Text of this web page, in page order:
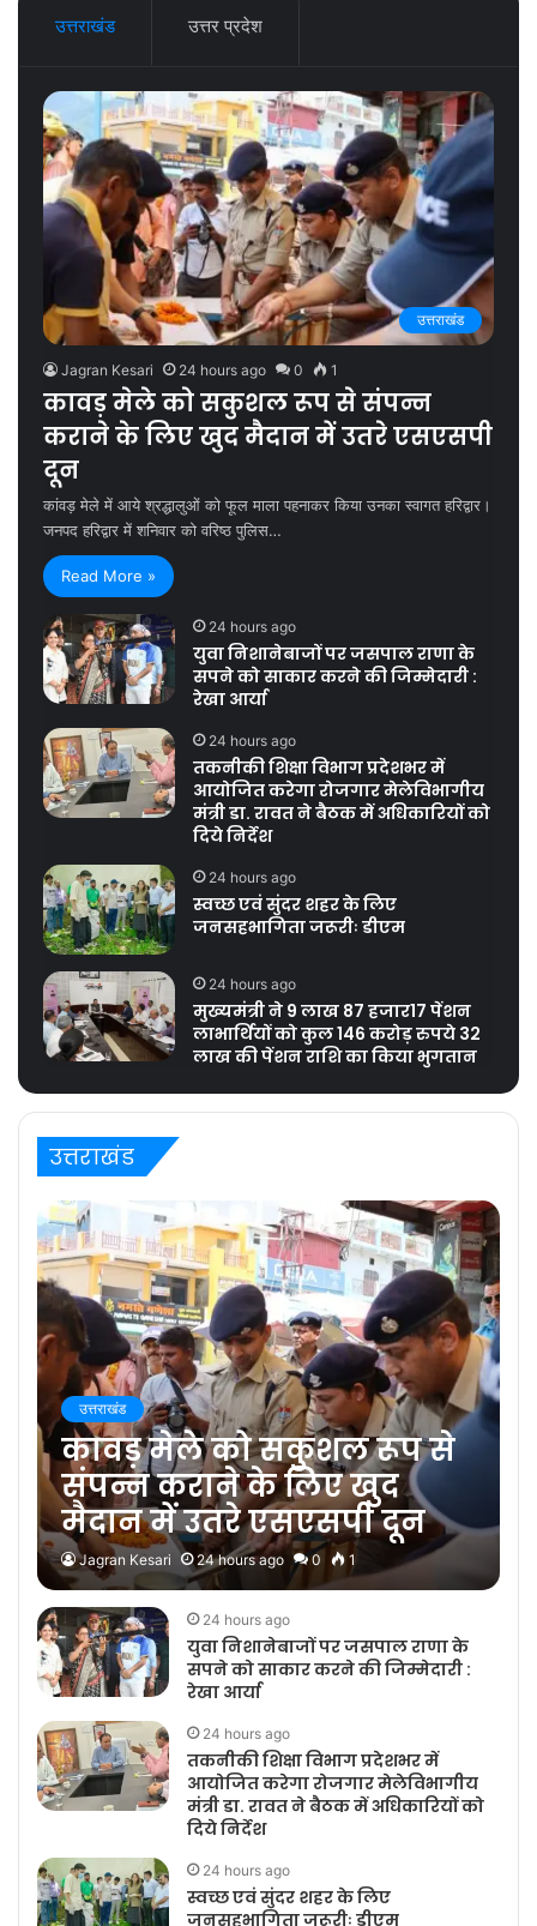
उत्तराखंड उत्तर प्रदेश
उत्तराखंड
Jagran Kesari 24 hours ago 0 1
कावड़ मेले को सकुशल रूप से संपन्न
कराने के लिए खुद मैदान में उतरे एसएसपी
दून
कांवड़ मेले में आये श्रद्धालुओं को फूल माला पहनाकर किया उनका स्वागत हरिद्वार।
जनपद हरिद्वार में शनिवार को वरिष्ठ पुलिस…
Read More »
24 hours ago
युवा निशानेबाजों पर जसपाल राणा के
सपने को साकार करने की जिम्मेदारी :
रेखा आर्या
24 hours ago
तकनीकी शिक्षा विभाग प्रदेशभर में
आयोजित करेगा रोजगार मेलेविभागीय
मंत्री डा. रावत ने बैठक में अधिकारियों को
दिये निर्देश
24 hours ago
स्वच्छ एवं सुंदर शहर के लिए
जनसहभागिता जरूरीः डीएम
24 hours ago
मुख्यमंत्री ने 9 लाख 87 हजार17 पेंशन
लाभार्थियों को कुल 146 करोड़ रुपये 32
लाख की पेंशन राशि का किया भुगतान
उत्तराखंड
उत्तराखंड
कावड़ मेले को सकुशल रूप से
संपन्न कराने के लिए खुद
मैदान में उतरे एसएसपी दून
Jagran Kesari 24 hours ago 0 1
24 hours ago
युवा निशानेबाजों पर जसपाल राणा के
सपने को साकार करने की जिम्मेदारी :
रेखा आर्या
24 hours ago
तकनीकी शिक्षा विभाग प्रदेशभर में
आयोजित करेगा रोजगार मेलेविभागीय
मंत्री डा. रावत ने बैठक में अधिकारियों को
दिये निर्देश
24 hours ago
स्वच्छ एवं सुंदर शहर के लिए
जनसहभागिता जरूरीः डीएम